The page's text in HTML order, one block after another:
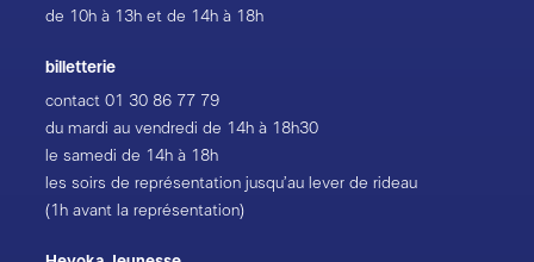
de 10h à 13h et de 14h à 18h
billetterie
contact 01 30 86 77 79
du mardi au vendredi de 14h à 18h30
le samedi de 14h à 18h
les soirs de représentation jusqu’au lever de rideau
(1h avant la représentation)